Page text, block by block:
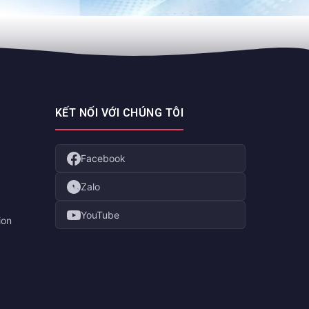
KẾT NỐI VỚI CHÚNG TÔI
Facebook
Zalo
YouTube